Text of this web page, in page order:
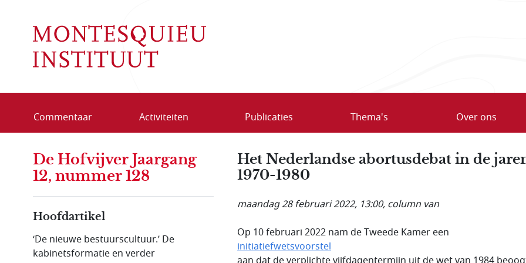
Commentaar Activiteiten Publicaties Thema's Over ons
Het Nederlandse abortusdebat in de
1970-1980
maandag 28 februari 2022, 13:00, column van
Op 10 februari 2022 nam de Tweede Kamer een
initiatiefwetsvoorstel
De Hofvijver Jaargang
12, nummer 128
Hoofdartikel
‘De nieuwe bestuurscultuur.’ De
kabinetsformatie en verder